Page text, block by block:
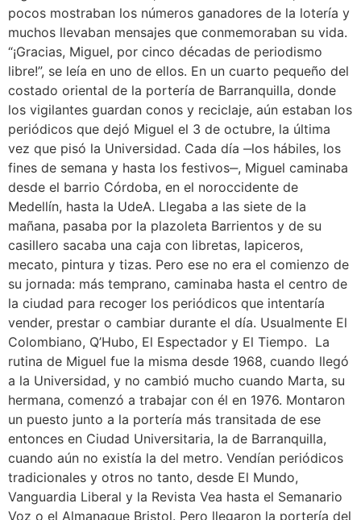
pocos mostraban los números ganadores de la lotería y
muchos llevaban mensajes que conmemoraban su vida.
“¡Gracias, Miguel, por cinco décadas de periodismo
libre!”, se leía en uno de ellos. En un cuarto pequeño del
costado oriental de la portería de Barranquilla, donde
los vigilantes guardan conos y reciclaje, aún estaban los
periódicos que dejó Miguel el 3 de octubre, la última
vez que pisó la Universidad. Cada día ‒los hábiles, los
fines de semana y hasta los festivos‒, Miguel caminaba
desde el barrio Córdoba, en el noroccidente de
Medellín, hasta la UdeA. Llegaba a las siete de la
mañana, pasaba por la plazoleta Barrientos y de su
casillero sacaba una caja con libretas, lapiceros,
mecato, pintura y tizas. Pero ese no era el comienzo de
su jornada: más temprano, caminaba hasta el centro de
la ciudad para recoger los periódicos que intentaría
vender, prestar o cambiar durante el día. Usualmente El
Colombiano, Q’Hubo, El Espectador y El Tiempo. La
rutina de Miguel fue la misma desde 1968, cuando llegó
a la Universidad, y no cambió mucho cuando Marta, su
hermana, comenzó a trabajar con él en 1976. Montaron
un puesto junto a la portería más transitada de ese
entonces en Ciudad Universitaria, la de Barranquilla,
cuando aún no existía la del metro. Vendían periódicos
tradicionales y otros no tanto, desde El Mundo,
Vanguardia Liberal y la Revista Vea hasta el Semanario
Voz o el Almanaque Bristol. Pero llegaron la portería del